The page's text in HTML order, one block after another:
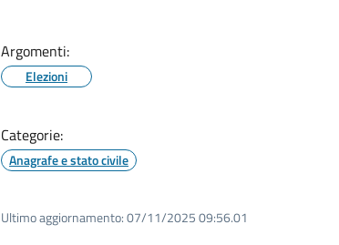
Argomenti:
Elezioni
Categorie:
Anagrafe e stato civile
Ultimo aggiornamento:07/11/2025 09:56.01